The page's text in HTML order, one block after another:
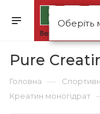
Оберіть
Pure
Головна —
Креатин моногідрат